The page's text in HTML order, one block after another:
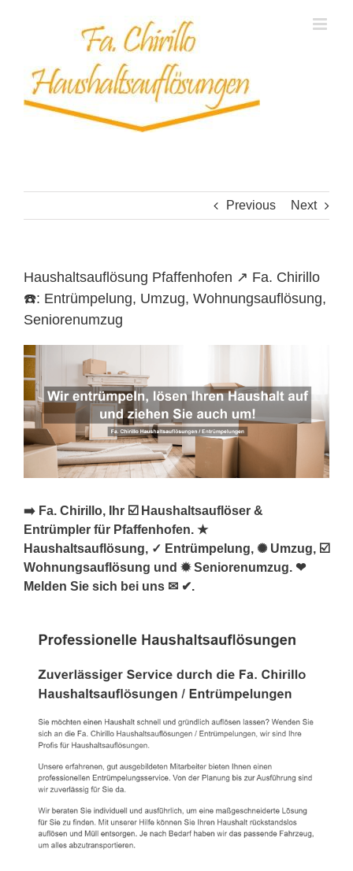
Previous Next
Haushaltsauflösung Pfaffenhofen ↗️ Fa. Chirillo
☎️: Entrümpelung, Umzug, Wohnungsauflösung,
Seniorenumzug
➡️ Fa. Chirillo, Ihr ☑️ Haushaltsauflöser &
Entrümpler für Pfaffenhofen. ★
Haushaltsauflösung, ✓ Entrümpelung, ✺ Umzug, ☑️
Wohnungsauflösung und ✹ Seniorenumzug. ❤
Melden Sie sich bei uns ✉ ✔.